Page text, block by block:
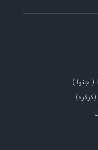
( جنوا )